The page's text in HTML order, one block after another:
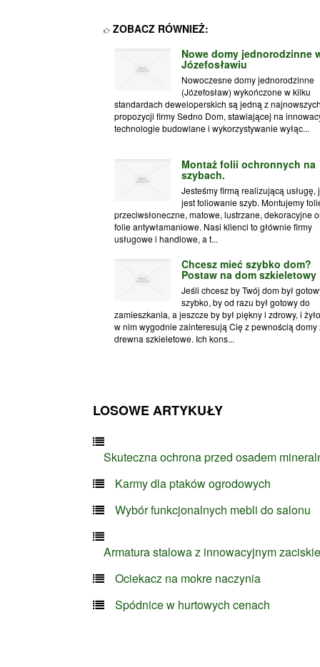
ZOBACZ RÓWNIEŻ:
Nowe domy jednorodzinne
Józefosławiu
Nowoczesne domy jednorodzinne
(Józefosław) wykończone w kilku
standardach deweloperskich są jedną z
propozycji firmy Sedno Dom, stawiającej na
technologie budowlane i wykorzystywanie wyłąc...
Montaż folii ochronnych na
szybach.
Jesteśmy firmą realizującą usługę,
jest foliowanie szyb. Montujemy
przeciwsłoneczne, matowe, lustrzane, dekoracyjne
folie antywłamaniowe. Nasi klienci to głównie firmy
usługowe i handlowe, a t...
Chcesz mieć szybko dom?
Postaw na dom szkieletowy
Jeśli chcesz by Twój dom był
szybko, by od razu był gotowy do
zamieszkania, a jeszcze by był piękny i zdrowy, i
w nim wygodnie zainteresują Cię z pewnością domy
drewna szkieletowe. Ich kons...
LOSOWE ARTYKUŁY
Skuteczna ochrona przed osadem
Karmy dla ptaków ogrodowych
Wybór funkcjonalnych mebli do salonu
Armatura stalowa z innowacyjnym
Ociekacz na mokre naczynia
Spódnice w hurtowych cenach